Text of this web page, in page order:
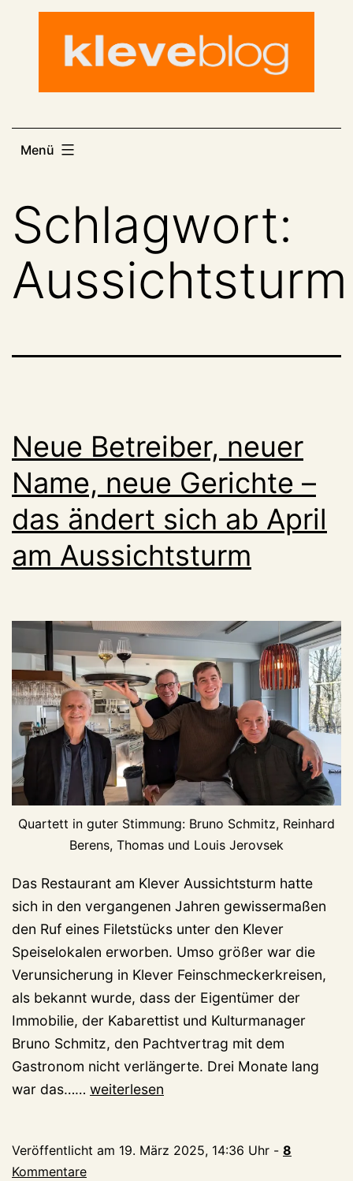
Menü
Schlagwort:
Aussichtsturm
Neue Betreiber, neuer
Name, neue Gerichte –
das ändert sich ab April
am Aussichtsturm
Quartett in guter Stimmung: Bruno Schmitz, Reinhard
Berens, Thomas und Louis Jerovsek
Das Restaurant am Klever Aussichtsturm hatte
sich in den vergangenen Jahren gewissermaßen
den Ruf eines Filetstücks unter den Klever
Speiselokalen erworben. Umso größer war die
Verunsicherung in Klever Feinschmeckerkreisen,
als bekannt wurde, dass der Eigentümer der
Immobilie, der Kabarettist und Kulturmanager
Bruno Schmitz, den Pachtvertrag mit dem
Gastronom nicht verlängerte. Drei Monate lang
war das…… Neue
Name,
weiterlesen
Veröffentlicht am 19. März 2025, 14:36 Uhr - 8
Kommentare